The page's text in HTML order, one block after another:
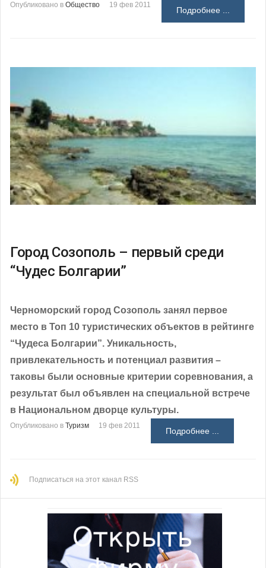
Опубликовано в Общество 19 фев 2011
Подробнее ...
Город Созополь – первый среди
“Чудес Болгарии”
Черноморский город Созополь занял первое
место в Топ 10 туристических объектов в рейтинге
“Чудеса Болгарии”. Уникальность,
привлекательность и потенциал развития –
таковы были основные критерии соревнования, а
результат был объявлен на специальной встрече
в Национальном дворце культуры.
Опубликовано в Туризм 19 фев 2011
Подробнее ...
Подписаться на этот канал RSS